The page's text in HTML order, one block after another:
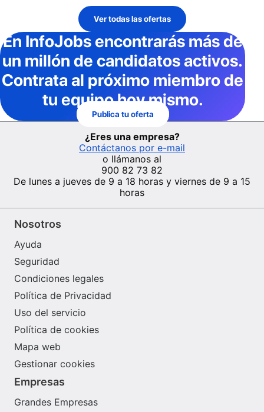
Ver todas las ofertas
En InfoJobsencontrarás más de
un millón de candidatos activos.
Contrata al próximo miembro de
tu equipo hoy mismo.
Publica tu oferta
¿Eres una empresa?
Contáctanos por e-mail
o llámanos al
900 82 73 82
De lunes a jueves de 9 a 18 horas y viernes de 9 a 15
horas
Nosotros
Ayuda
Seguridad
Condiciones legales
Política de Privacidad
Uso del servicio
Política de cookies
Mapa web
Gestionar cookies
Empresas
Grandes Empresas